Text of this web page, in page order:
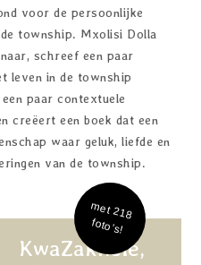
voor de persoonlijke
township. Mxolisi Dolla
schreef een paar
leven in de township
paar contextuele
creëert een boek dat een
waar geluk, liefde en
van de township.
KwaZakhele,
met 218
foto’s!